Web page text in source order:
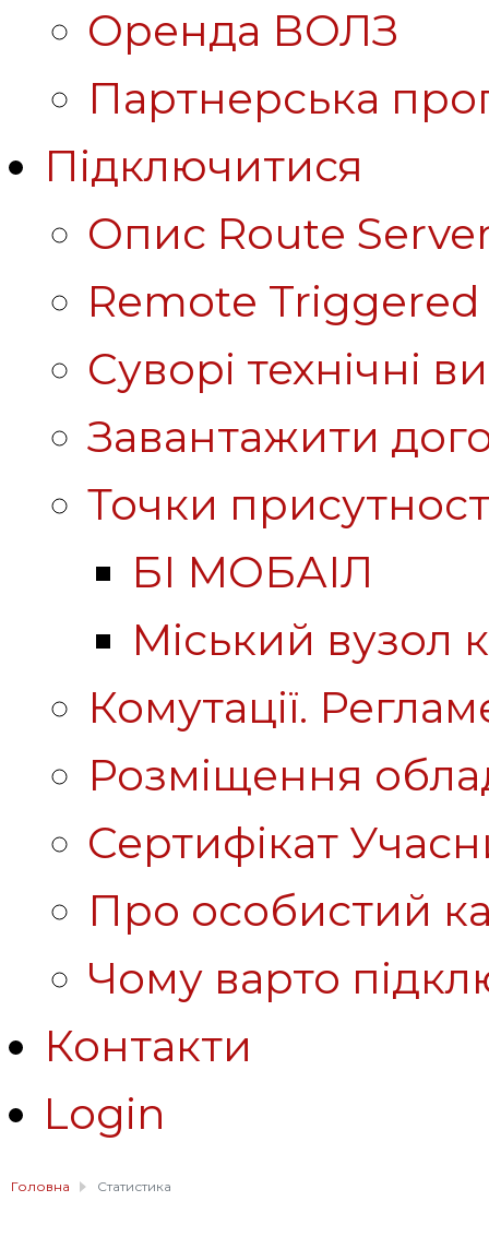
Оренда ВОЛЗ
Партнерська
Підключитися
Опис Route
Remote
Суворі технічні
Завантажити
Точки
БІ МОБАІЛ
Міський вузол
Комутації.
Розміщення
Сертифікат
Про особистий
Чому варто
Контакти
Login
Головна Статистика